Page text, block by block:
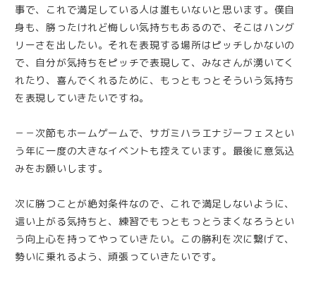
事で、これで満足している人は誰もいないと思います。僕自
身も、勝ったけれど悔しい気持ちもあるので、そこはハング
リーさを出したい。それを表現する場所はピッチしかないの
で、自分が気持ちをピッチで表現して、みなさんが湧いてく
れたり、喜んでくれるために、もっともっとそういう気持ち
を表現していきたいですね。
－－次節もホームゲームで、サガミハラエナジーフェスとい
う年に一度の大きなイベントも控えています。最後に意気込
みをお願いします。
次に勝つことが絶対条件なので、これで満足しないように、
這い上がる気持ちと、練習でもっともっとうまくなろうとい
う向上心を持ってやっていきたい。この勝利を次に繋げて、
勢いに乗れるよう、頑張っていきたいです。